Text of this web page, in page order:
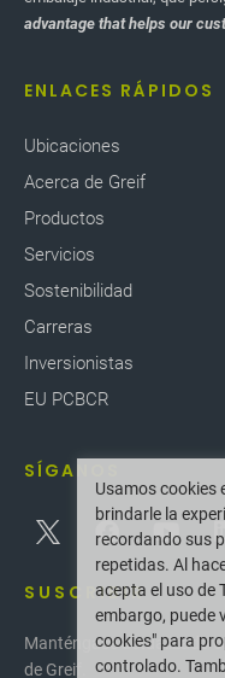
advantage that helps our
ENLACES RÁPIDOS
Ubicaciones
Acerca de Greif
Productos
Servicios
Sostenibilidad
Carreras
Inversionistas
EU PCBCR
SÍGANOS
SUSCRIBIR
Manténgase actualizado
de Greif.
Usamos cookies
brindarle la
recordando sus
repetidas. Al
acepta el uso de
embargo, puede
cookies" para
controlado.